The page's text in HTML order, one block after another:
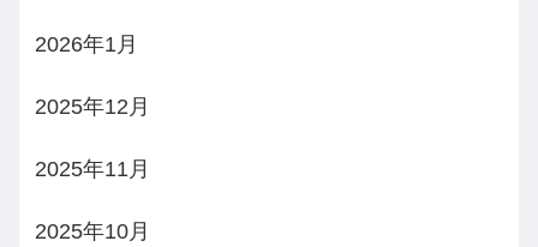
2026年1月
2025年12月
2025年11月
2025年10月